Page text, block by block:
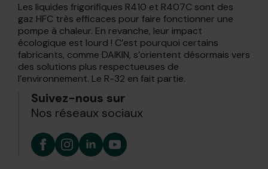
Les liquides frigorifiques R410 et R407C sont des
gaz HFC très efficaces pour faire fonctionner une
pompe à chaleur. En revanche, leur impact
écologique est lourd ! C’est pourquoi certains
fabricants, comme DAIKIN, s’orientent désormais vers
des solutions plus respectueuses de
l’environnement. Le R-32 en fait partie.
Suivez-nous sur
Nos réseaux sociaux